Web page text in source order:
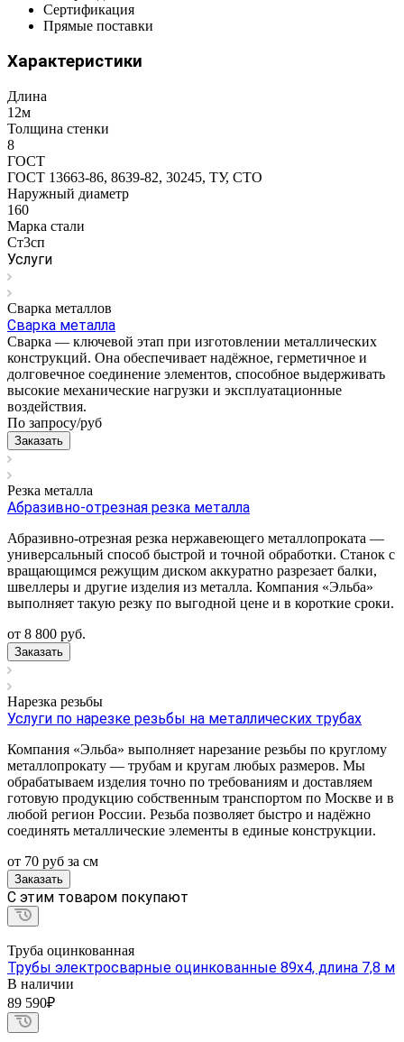
Сертификация
Прямые поставки
Характеристики
Длина
12м
Толщина стенки
8
ГОСТ
ГОСТ 13663-86, 8639-82, 30245, ТУ, СТО
Наружный диаметр
160
Марка стали
Ст3сп
Услуги
Сварка металлов
Сварка металла
Сварка — ключевой этап при изготовлении металлических
конструкций. Она обеспечивает надёжное, герметичное и
долговечное соединение элементов, способное выдерживать
высокие механические нагрузки и эксплуатационные
воздействия.
По запросу/руб
Заказать
Резка металла
Абразивно-отрезная резка металла
Абразивно-отрезная резка нержавеющего металлопроката —
универсальный способ быстрой и точной обработки. Станок с
вращающимся режущим диском аккуратно разрезает балки,
швеллеры и другие изделия из металла. Компания «Эльба»
выполняет такую резку по выгодной цене и в короткие сроки.
от 8 800 руб.
Заказать
Нарезка резьбы
Услуги по нарезке резьбы на металлических трубах
Компания «Эльба» выполняет нарезание резьбы по круглому
металлопрокату — трубам и кругам любых размеров. Мы
обрабатываем изделия точно по требованиям и доставляем
готовую продукцию собственным транспортом по Москве и в
любой регион России. Резьба позволяет быстро и надёжно
соединять металлические элементы в единые конструкции.
от 70 руб за см
Заказать
C этим товаром покупают
Труба оцинкованная
Трубы электросварные оцинкованные 89х4, длина 7,8 м
В наличии
89 590₽